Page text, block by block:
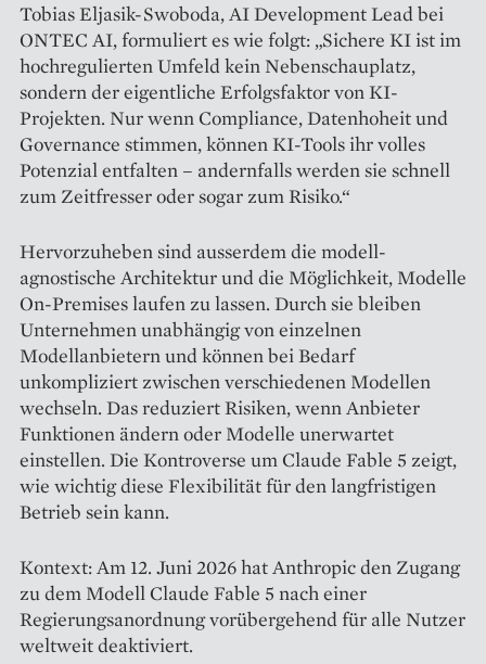
Tobias Eljasik-Swoboda, AI Development Lead bei
ONTEC AI, formuliert es wie folgt: „Sichere KI ist im
hochregulierten Umfeld kein Nebenschauplatz,
sondern der eigentliche Erfolgsfaktor von KI-
Projekten. Nur wenn Compliance, Datenhoheit und
Governance stimmen, können KI-Tools ihr volles
Potenzial entfalten – andernfalls werden sie schnell
zum Zeitfresser oder sogar zum Risiko.“
Hervorzuheben sind ausserdem die modell-
agnostische Architektur und die Möglichkeit, Modelle
On-Premises laufen zu lassen. Durch sie bleiben
Unternehmen unabhängig von einzelnen
Modellanbietern und können bei Bedarf
unkompliziert zwischen verschiedenen Modellen
wechseln. Das reduziert Risiken, wenn Anbieter
Funktionen ändern oder Modelle unerwartet
einstellen. Die Kontroverse um Claude Fable 5 zeigt,
wie wichtig diese Flexibilität für den langfristigen
Betrieb sein kann.
Kontext: Am 12. Juni 2026 hat Anthropic den Zugang
zu dem Modell Claude Fable 5 nach einer
Regierungsanordnung vorübergehend für alle Nutzer
weltweit deaktiviert.